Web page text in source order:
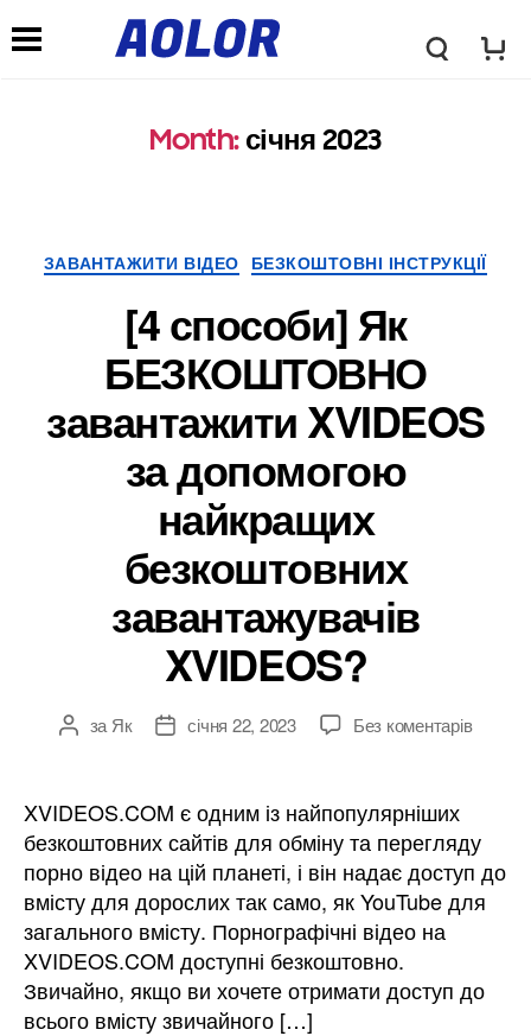
Л
о
т
и
п
A
o
l
r
Month: січня 2023
Категорії
ЗАВАНТАЖИТИ ВІДЕО БЕЗКОШТОВНІ ІНСТРУКЦІЇ
[4 способи] Як
БЕЗКОШТОВНО
завантажити XVIDEOS
за допомогою
найкращих
безкоштовних
завантажувачів
XVIDEOS?
Автор
за Як
Датасічня 22, 2023 Без коментарівна
за
XVIDEOS.COM є одним із найпопулярніших
безкоштовних сайтів для обміну та перегляду
порно відео на цій планеті, і він надає доступ до
вмісту для дорослих так само, як YouTube для
загального вмісту. Порнографічні відео на
XVIDEOS.COM доступні безкоштовно.
Звичайно, якщо ви хочете отримати доступ до
всього вмісту звичайного […]